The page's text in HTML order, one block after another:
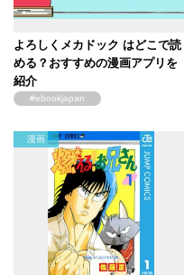
よろしくメカドック はどこで読
める？おすすめの漫画アプリを
紹介
#ebookjapan
漫画